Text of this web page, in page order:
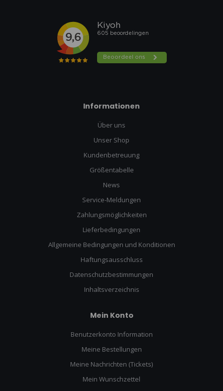
Informationen
Über uns
Unser Shop
Kundenbetreuung
Größentabelle
News
Service-Meldungen
Zahlungsmöglichkeiten
Lieferbedingungen
Allgemeine Bedingungen und Konditionen
Haftungsausschluss
Datenschutzbestimmungen
Inhaltsverzeichnis
Mein Konto
Benutzerkonto Information
Meine Bestellungen
Meine Nachrichten (Tickets)
Mein Wunschzettel